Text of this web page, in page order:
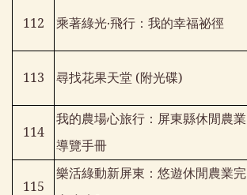
112 乘著綠光‧飛行：我的幸福祕徑
113 尋找花果天堂 (附光碟)
114
我的農場心旅行：屏東縣休閒農業
導覽手冊
115
樂活綠動新屏東：悠遊休閒農業完